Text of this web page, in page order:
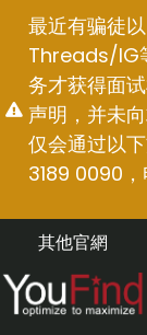
最近有骗徒
Threads/IG
务才获得面
声明，并未
仅会通过以
3189 0090，
其他官網